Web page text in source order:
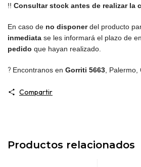
!! Consultar stock antes de realizar la
En caso de no disponerdel producto
inmediata se les informará el plazo de
pedido que hayan realizado.
? Encontranos en Gorriti 5663 Palermo,
Compartir
Productos relacionados